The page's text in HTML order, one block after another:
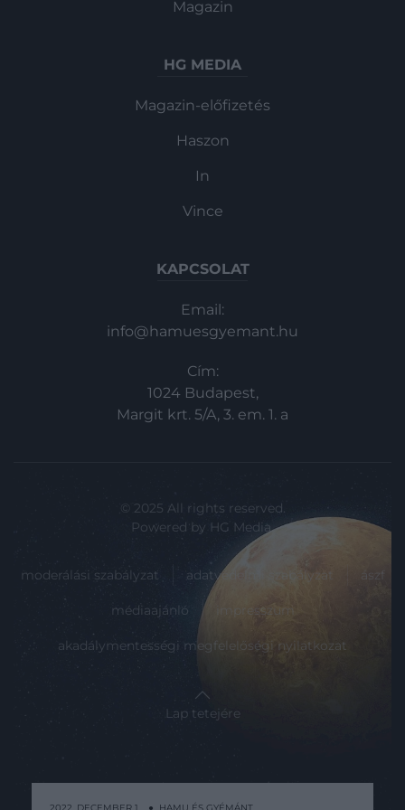
2022. DECEMBER 1. ● HAMU ÉS GYÉMÁNT
Magazin
HG MEDIA
Magazin-előfizetés
Haszon
In
Vince
KAPCSOLAT
Email:
info@hamuesgyemant.hu
Cím:
1024 Budapest,
Margit krt. 5/A, 3. em. 1. a
© 2025 All rights reserved.
Powered by HG Media.
moderálási szabályzat adatvédelmi szabályzat ászf
médiaajánló impresszum
akadálymentességi megfelelőségi nyilatkozat
Lap tetejére